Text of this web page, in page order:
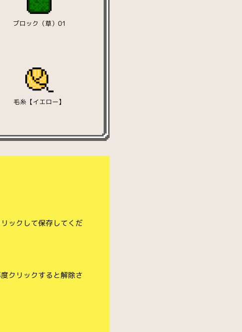
ブロック（草）01
毛糸【イエロー】
ックして保存してくだ
クリックすると解除さ